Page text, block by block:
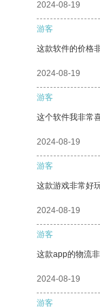
2024-08-19
游客
这款软件的价格
2024-08-19
游客
这个软件我非常
2024-08-19
游客
这款游戏非常好
2024-08-19
游客
这款app的物流
2024-08-19
游客